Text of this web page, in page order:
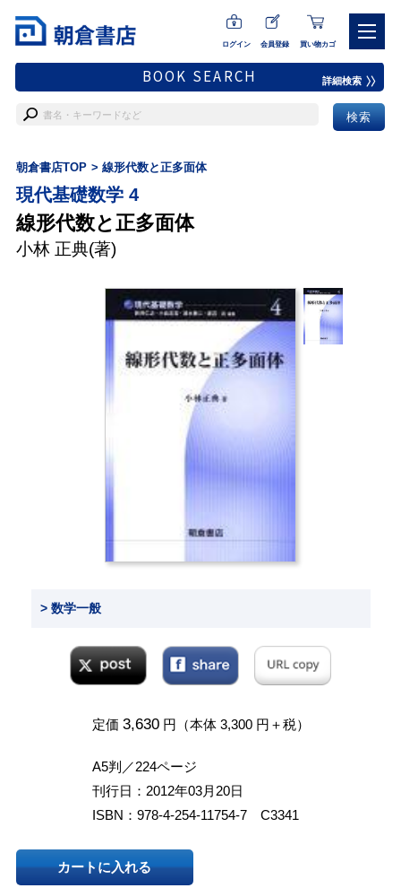
ログイン 会員登録 買い物カゴ
BOOK SEARCH 詳細検索
朝倉書店TOP 線形代数と正多面体
現代基礎数学 4
線形代数と正多面体
小林 正典(著)
> 数学一般
定価 3,630円（本体 3,300 円＋税）
A5判／224ページ
刊行日：2012年03月20日
ISBN：978-4-254-11754-7 C3341
カートに入れる